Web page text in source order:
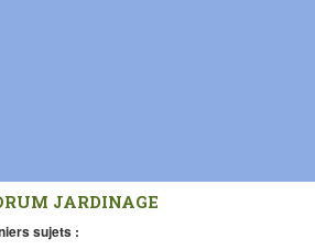
JARDINAGE
sujets :